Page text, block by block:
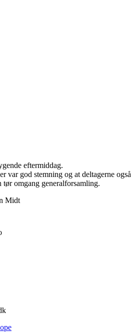
eftermiddag.
var god stemning og at deltagerne også
tør omgang generalforsamling.
Midt